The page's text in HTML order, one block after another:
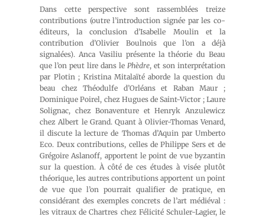
Dans cette perspective sont rassemblées treize
contributions (outre l’introduction signée par les co-
éditeurs, la conclusion d’Isabelle Moulin et la
contribution d’Olivier Boulnois que l’on a déjà
signalées). Anca Vasiliu présente la théorie du Beau
que l’on peut lire dans le Phèdre, et son interprétation
par Plotin ; Kristina Mitalaïté aborde la question du
beau chez Théodulfe d’Orléans et Raban Maur ;
Dominique Poirel, chez Hugues de Saint-Victor ; Laure
Solignac, chez Bonaventure et Henryk Anzulewicz
chez Albert le Grand. Quant à Olivier-Thomas Venard,
il discute la lecture de Thomas d’Aquin par Umberto
Eco. Deux contributions, celles de Philippe Sers et de
Grégoire Aslanoff, apportent le point de vue byzantin
sur la question. À côté de ces études à visée plutôt
théorique, les autres contributions apportent un point
de vue que l’on pourrait qualifier de pratique, en
considérant des exemples concrets de l’art médiéval :
les vitraux de Chartres chez Félicité Schuler-Lagier, le